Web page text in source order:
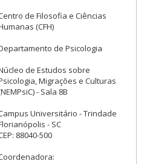
de Filosofia e Ciências
(CFH)
de Psicologia
de Estudos sobre
Migrações e Culturas
- Sala 8B
Universitário - Trindade
- SC
88040-500